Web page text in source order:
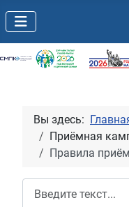
Вы здесь:
Приёмная
Правила